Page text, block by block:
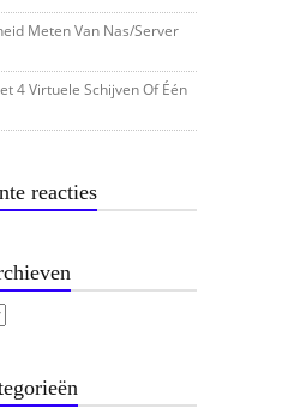
Meten Van Nas/server
4 Virtuele Schijven Of Één
reacties